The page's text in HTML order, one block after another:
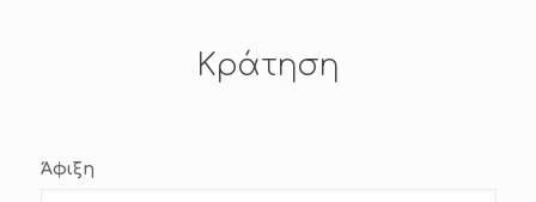
Κράτηση
Άφιξη